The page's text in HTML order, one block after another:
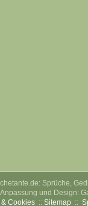
Sprüche,
Anpassung und Design:
& Cookies:: Sitemap ::